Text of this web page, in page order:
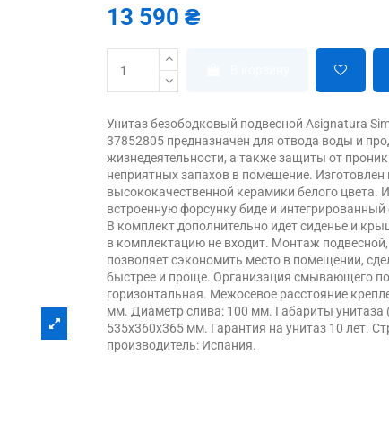
13 590 ₴
Унитаз безободковый подвесной Asignatura
37852805 предназначен для отвода воды и
жизнедеятельности, а также защиты от
неприятных запахов в помещение. Изготовлен
высококачественной керамики белого цвета.
встроенную форсунку биде и интегрированный
В комплект дополнительно идет сиденье и
в комплектацию не входит. Монтаж
позволяет сэкономить место в помещении,
быстрее и проще. Организация смывающего
горизонтальная. Межосевое расстояние
мм. Диаметр слива: 100 мм. Габариты
535х360х365 мм. Гарантия на унитаз 10 лет.
производитель: Испания.